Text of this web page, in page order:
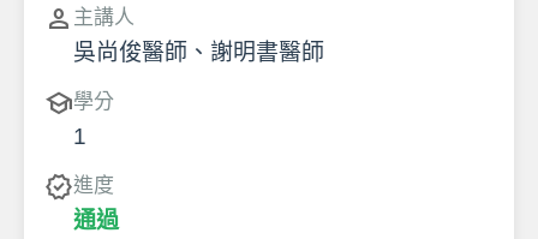
person 主講人
吳尚俊醫師、謝明書醫師
school學分
1
verified進度
通過